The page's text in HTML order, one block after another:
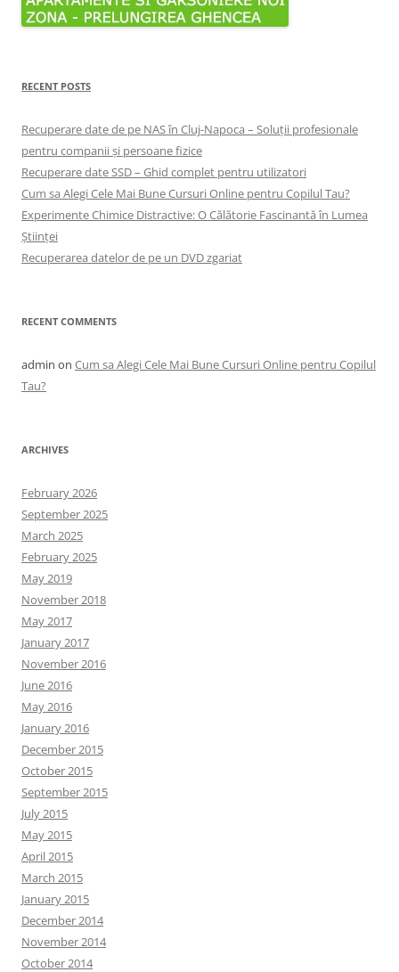
RECENT POSTS
Recuperare date de pe NAS în Cluj-Napoca – Soluții profesionale
pentru companii și persoane fizice
Recuperare date SSD – Ghid complet pentru utilizatori
Cum sa Alegi Cele Mai Bune Cursuri Online pentru Copilul Tau?
Experimente Chimice Distractive: O Călătorie Fascinantă în Lumea
Științei
Recuperarea datelor de pe un DVD zgariat
RECENT COMMENTS
admin on Cum sa Alegi Cele Mai Bune Cursuri Online pentru Copilul
Tau?
ARCHIVES
February 2026
September 2025
March 2025
February 2025
May 2019
November 2018
May 2017
January 2017
November 2016
June 2016
May 2016
January 2016
December 2015
October 2015
September 2015
July 2015
May 2015
April 2015
March 2015
January 2015
December 2014
November 2014
October 2014